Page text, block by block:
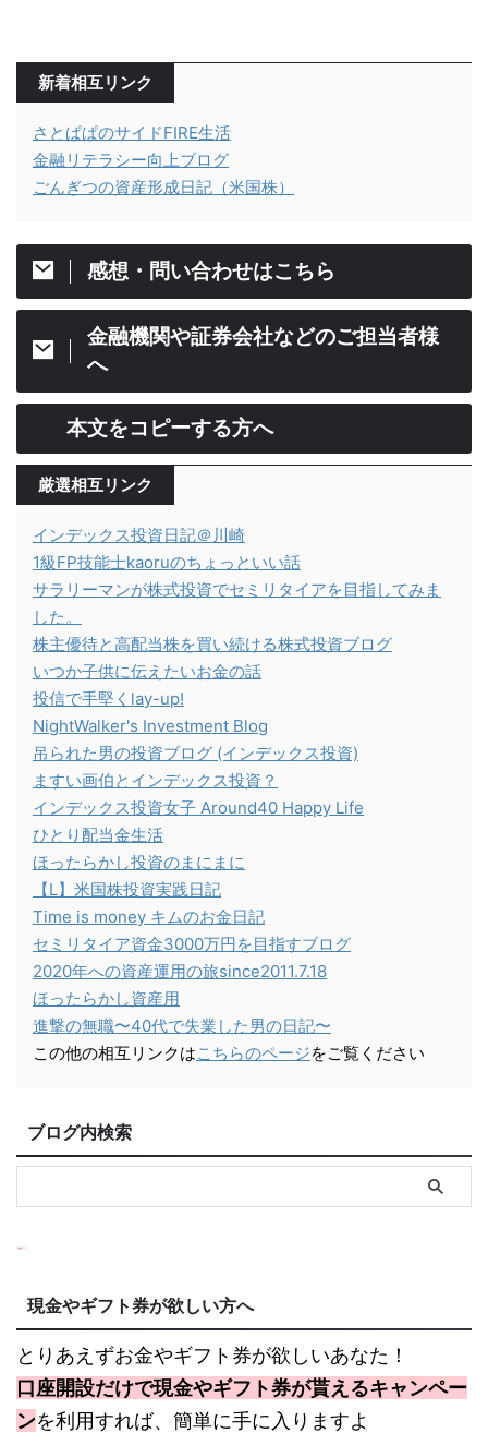
新着相互リンク
さとぱぱのサイドFIRE生活
金融リテラシー向上ブログ
ごんぎつの資産形成日記（米国株）
感想・問い合わせはこちら
金融機関や証券会社などのご担当者様
へ
本文をコピーする方へ
厳選相互リンク
インデックス投資日記＠川崎
1級FP技能士kaoruのちょっといい話
サラリーマンが株式投資でセミリタイアを目指してみま
した。
株主優待と高配当株を買い続ける株式投資ブログ
いつか子供に伝えたいお金の話
投信で手堅くlay-up!
NightWalker's Investment Blog
吊られた男の投資ブログ (インデックス投資)
ますい画伯とインデックス投資？
インデックス投資女子 Around40 Happy Life
ひとり配当金生活
ほったらかし投資のまにまに
【L】米国株投資実践日記
Time is money キムのお金日記
セミリタイア資金3000万円を目指すブログ
2020年への資産運用の旅since2011.7.18
ほったらかし資産用
進撃の無職〜40代で失業した男の日記〜
この他の相互リンクはこちらのページをご覧ください
ブログ内検索
現金やギフト券が欲しい方へ
とりあえずお金やギフト券が欲しいあなた！
口座開設だけで現金やギフト券が貰えるキャンペー
ンを利用すれば、簡単に手に入りますよ